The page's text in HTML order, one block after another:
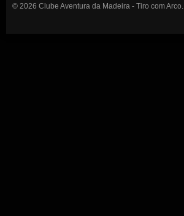
© 2026 Clube Aventura da Madeira - Tiro com Arco.